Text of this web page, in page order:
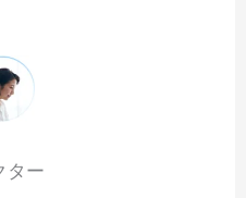
ター